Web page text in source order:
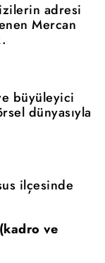
adresi
Mercan
büyüleyici
dünyasıyla
ilçesinde
ve